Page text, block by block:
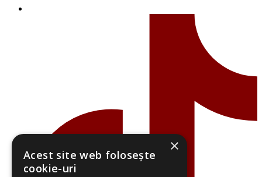
×
Acest site web folosește
cookie-uri